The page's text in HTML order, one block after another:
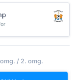
omg. / 2. omg.